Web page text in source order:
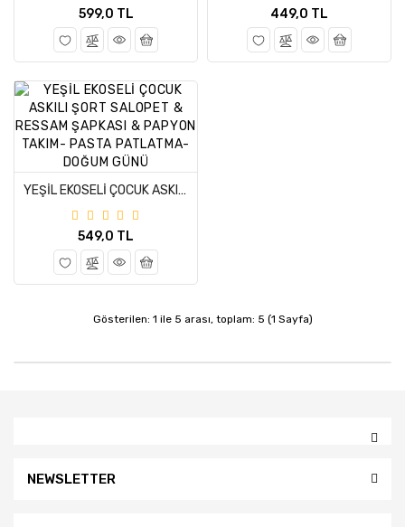
599,0 TL 449,0 TL
YEŞİL EKOSELİ ÇOCUK ASKILI ŞORT SALOPET & RESSAM ŞAPKASI & PAPYON TAKIM- PASTA PATLATMA-DOĞUM GÜNÜ
549,0 TL
Gösterilen: 1 ile 5 arası, toplam: 5 (1 Sayfa)
NEWSLETTER